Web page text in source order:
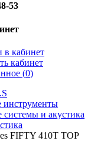
53
в кабинет
кабинет
(0)
системы и акустика
FIFTY 410T TOP